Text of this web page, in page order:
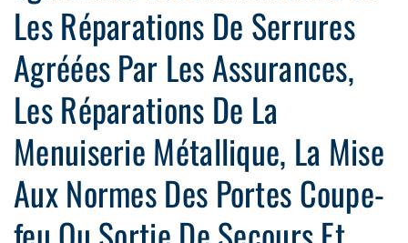
Les Réparations De Serrures
Agréées Par Les Assurances,
Les Réparations De La
Menuiserie Métallique, La Mise
Aux Normes Des Portes Coupe-